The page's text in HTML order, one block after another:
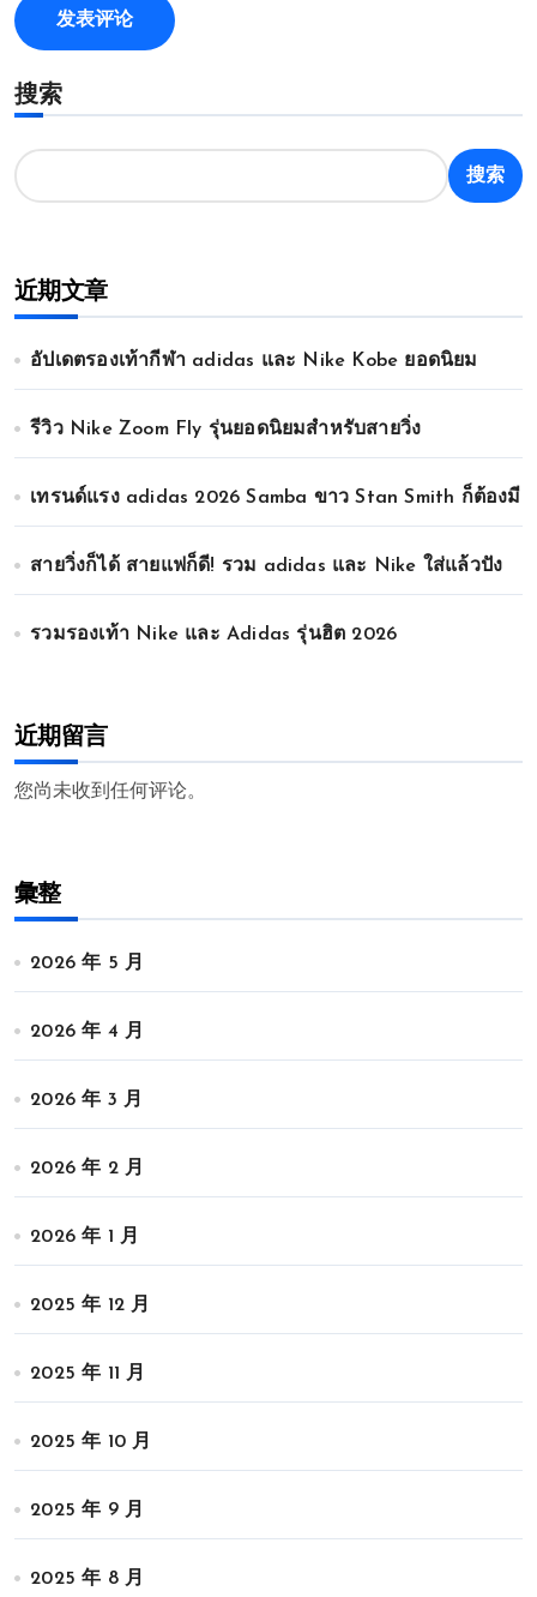
搜索
搜索
近期文章
อัปเดตรองเท้ากีฬา adidas และ Nike Kobe ยอดนิยม
รีวิว Nike Zoom Fly รุ่นยอดนิยมสำหรับสายวิ่ง
เทรนด์แรง adidas 2026 Samba ขาว Stan Smith ก็ต้องมี
สายวิ่งก็ได้ สายแฟก็ดี! รวม adidas และ Nike ใส่แล้วปัง
รวมรองเท้า Nike และ Adidas รุ่นฮิต 2026
近期留言
您尚未收到任何评论。
彙整
2026 年 5 月
2026 年 4 月
2026 年 3 月
2026 年 2 月
2026 年 1 月
2025 年 12 月
2025 年 11 月
2025 年 10 月
2025 年 9 月
2025 年 8 月